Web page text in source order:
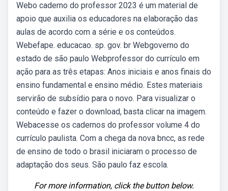
Webo caderno do professor 2023 é um material de
apoio que auxilia os educadores na elaboração das
aulas de acordo com a série e os conteúdos.
Webefape. educacao. sp. gov. br Webgoverno do
estado de são paulo Webprofessor do currículo em
ação para as três etapas: Anos iniciais e anos finais do
ensino fundamental e ensino médio. Estes materiais
servirão de subsídio para o novo. Para visualizar o
conteúdo e fazer o download, basta clicar na imagem.
Webacesse os cadernos do professor volume 4 do
currículo paulista. Com a chega da nova bncc, as rede
de ensino de todo o brasil iniciaram o processo de
adaptação dos seus. São paulo faz escola.
For more information, click the button below.